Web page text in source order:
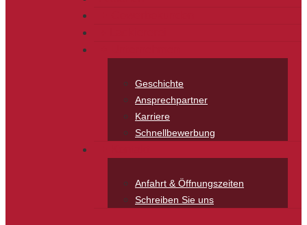
Geschichte
Ansprechpartner
Karriere
Schnellbewerbung
Anfahrt & Öffnungszeiten
Schreiben Sie uns